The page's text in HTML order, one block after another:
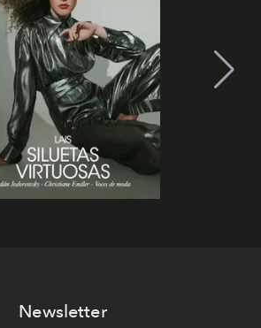
Newsletter